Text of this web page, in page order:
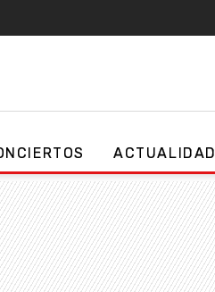
ACTUALIDAD